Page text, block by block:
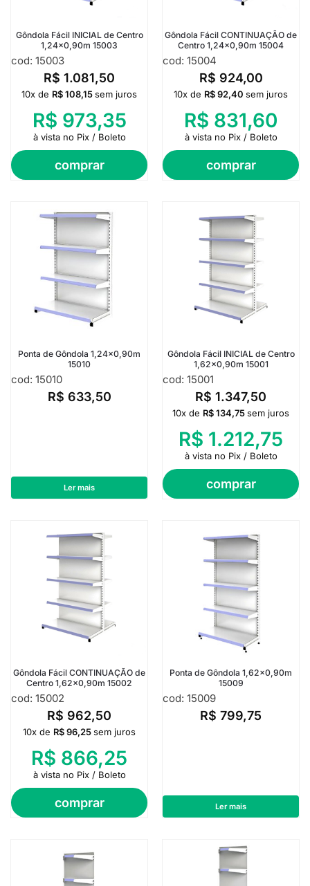
Gôndola Fácil INICIAL de Centro
1,24×0,90m 15003
cod: 15003
R$ 1.081,50
comprar
10x de R$108,15sem juros
R$ 973,35
à vista no Pix / Boleto
Gôndola Fácil CONTINUAÇÃO de
Centro 1,24×0,90m 15004
cod: 15004
R$ 924,00
comprar
10x de R$92,40 sem juros
R$ 831,60
à vista no Pix / Boleto
Ponta de Gôndola 1,24×0,90m
15010
cod: 15010
R$ 633,50
Ler mais
Gôndola Fácil INICIAL de Centro
1,62×0,90m 15001
cod: 15001
R$ 1.347,50
comprar
10x de R$134,75sem juros
R$ 1.212,75
à vista no Pix / Boleto
Gôndola Fácil CONTINUAÇÃO de
Centro 1,62×0,90m 15002
cod: 15002
R$ 962,50
comprar
10x de R$96,25sem juros
R$ 866,25
à vista no Pix / Boleto
Ponta de Gôndola 1,62×0,90m
15009
cod: 15009
R$ 799,75
Ler mais